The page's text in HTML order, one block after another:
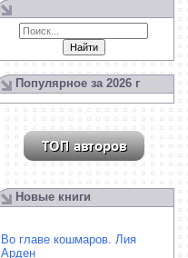
Популярное за 2026 г
Новые книги
Во главе кошмаров. Лия
Арден